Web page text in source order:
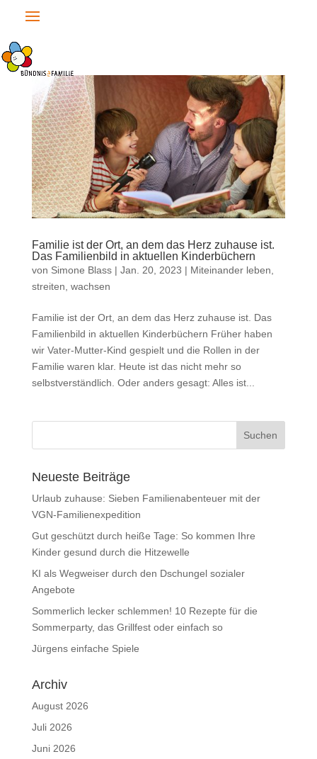
Familie ist der Ort, an dem das Herz zuhause ist.
Das Familienbild in aktuellen Kinderbüchern
von Simone Blass| Jan. 20, 2023 | Miteinander leben,
streiten, wachsen
Familie ist der Ort, an dem das Herz zuhause ist. Das
Familienbild in aktuellen Kinderbüchern Früher haben
wir Vater-Mutter-Kind gespielt und die Rollen in der
Familie waren klar. Heute ist das nicht mehr so
selbstverständlich. Oder anders gesagt: Alles ist...
Neueste Beiträge
Urlaub zuhause: Sieben Familienabenteuer mit der
VGN-Familienexpedition
Gut geschützt durch heiße Tage: So kommen Ihre
Kinder gesund durch die Hitzewelle
KI als Wegweiser durch den Dschungel sozialer
Angebote
Sommerlich lecker schlemmen! 10 Rezepte für die
Sommerparty, das Grillfest oder einfach so
Jürgens einfache Spiele
Archiv
August 2026
Juli 2026
Juni 2026